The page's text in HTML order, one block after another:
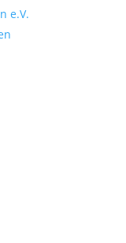
e.V.